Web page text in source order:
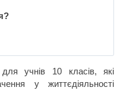
учнів 10 класів, які
у життєдіяльності